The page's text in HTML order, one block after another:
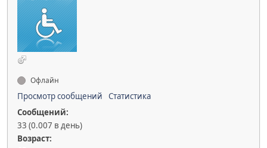
Офлайн
Просмотр сообщений
Статистика
Сообщений:
33 (0.007 в день)
Возраст: